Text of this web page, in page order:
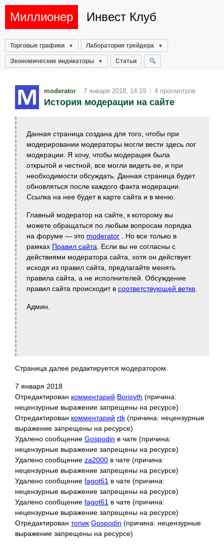
Миллионер Инвест Клуб
Торговые графики Лаборатория трейдера
Экономические индикаторы Статьи
moderator 7 января 2018, 14:19 | 4 просмотров
История модерации на сайте
Данная страница создана для того, чтобы при
модерировании модераторы могли вести здесь лог
модерации. Я хочу, чтобы модерация была
открытой и честной, все могли видеть ее, и при
необходимости обсуждать. Данная страница будет
обновляться после каждого факта модерации.
Ссылка на нее будет в карте сайта и в меню.
Главный модератор на сайте, к которому вы
можете обращаться по любым вопросам порядка
на форуме — это moderator . Но все только в
рамках Правил сайта . Если вы не согласны с
действиями модератора сайта, хотя он действует
исходя из правил сайта, предлагайте менять
правила сайта, а не исполнителей. Обсуждение
правил сайта происходит в соответствующей ветке
Админ.
Страница далее редактируется модератором.
7 января 2018
Отредактирован комментарий Borisyth (причина:
нецензурные выражение запрещены на ресурсе)
Отредактирован комментарий rtk (причина: нецензурные
выражение запрещены на ресурсе)
Удалено сообщение Gospodin в чате (причина:
нецензурные выражение запрещены на ресурсе)
Удалено сообщение za2000 в чате (причина:
нецензурные выражение запрещены на ресурсе)
Удалено сообщение fagot61 в чате (причина:
нецензурные выражение запрещены на ресурсе)
Удалено сообщение fagot61 в чате (причина:
нецензурные выражение запрещены на ресурсе)
Отредактирован топик Gospodin (причина: нецензурные
выражение запрещены на ресурсе)